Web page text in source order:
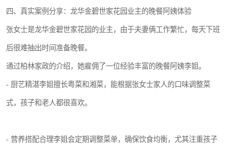
四、真实案例分享：龙华金碧世家花园业主的晚餐阿姨体验
张女士是龙华金碧世家花园的业主，由于夫妻俩工作繁忙，每天下班
后很难抽出时间准备晚餐。
通过柏林家政的介绍，她雇佣了一位经验丰富的晚餐阿姨李姐。
- 厨艺精湛李姐擅长粤菜和湘菜，能根据张女士家人的口味调整菜
式，孩子和老人都很喜欢。
- 营养搭配合理李姐会定期调整菜单，确保饮食均衡，尤其注重孩子